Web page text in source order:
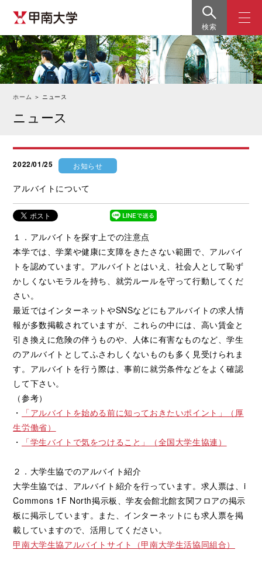
検索
ホーム ＞ニュース
ニュース
2022/01/25 お知らせ
アルバイトについて
１．アルバイトを探す上での注意点
本学では、学業や健康に支障をきたさない範囲で、アルバイ
トを認めています。アルバイトとはいえ、社会人として恥ず
かしくないモラルを持ち、就労ルールを守って行動してくだ
さい。
最近ではインターネットやSNSなどにもアルバイトの求人情
報が多数掲載されていますが、これらの中には、高い賃金と
引き換えに危険の伴うものや、人体に有害なものなど、学生
のアルバイトとしてふさわしくないものも多く見受けられま
す。アルバイトを行う際は、事前に就労条件などをよく確認
して下さい。
（参考）
・
「アルバイトを始める前に知っておきたいポイント」（厚
生労働省）
・
「学生バイトで気をつけること」（全国大学生協連）
２．大学生協でのアルバイト紹介
大学生協では、アルバイト紹介を行っています。求人票は、i
Commons 1F North掲示板、学友会館北館玄関フロアの掲示
板に掲示しています。また、インターネットにも求人票を掲
載していますので、活用してください。
甲南大学生協アルバイトサイト（甲南大学生活協同組合）